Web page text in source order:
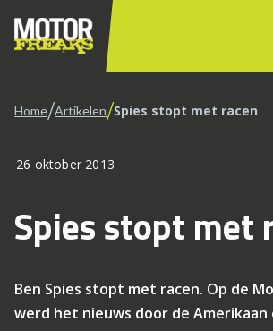
Home/Artikelen/Spies stopt met racen
26 oktober 2013
Spies stopt met
Ben Spies stopt met racen. Op de
werd het nieuws door de Amerikaan